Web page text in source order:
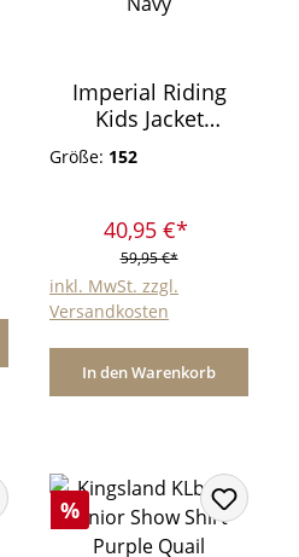
Imperial Riding
Kids Jacket
IRHConner Navy
Größe: 152
40,95 €*
59,95 €*
inkl. MwSt. zzgl.
Versandkosten
In den Warenkorb
Rabatt
%